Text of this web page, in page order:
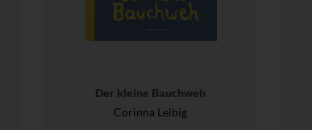
Der kleine Bauchweh
Corinna Leibig